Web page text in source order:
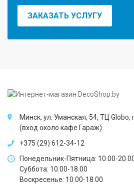
ЗАКАЗАТЬ УСЛУГУ
Минск, ул. Уманская, 54, ТЦ
(вход около кафе Гараж).
+375 (29) 612-34-12
Понедельник-Пятница: 10.00-
Суббота: 10.00-18.00
Воскресенье: 10.00-18.00